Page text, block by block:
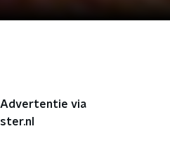
Advertentie via
ster.nl